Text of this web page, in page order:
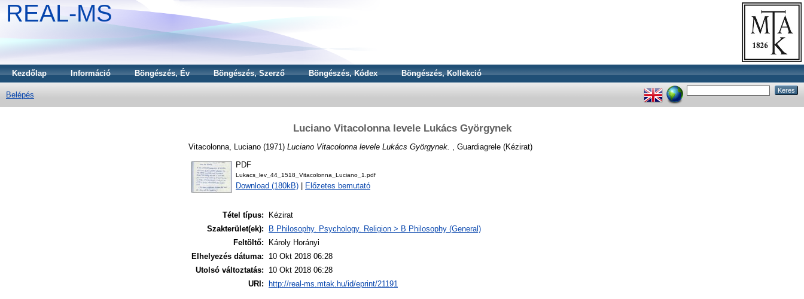
REAL-MS
Kezdőlap Információ Böngészés, Év Böngészés, Szerző Böngészés, Kódex Böngészés, Kollekció
Belépés
Luciano Vitacolonna levele Lukács Györgynek
Vitacolonna, Luciano (1971) Luciano Vitacolonna levele Lukács Györgynek. , Guardiagrele (Kézirat)
PDF
Lukacs_lev_44_1518_Vitacolonna_Luciano_1.pdf
Download (180kB) Előzetes bemutató
Tétel típus:
Kézirat
Szakterület(ek):
B Philosophy. Psychology. Religion > B Philosophy (General)
Feltöltő:
Károly Horányi
Elhelyezés dátuma:
10 Okt 2018 06:28
Utolsó változtatás:
10 Okt 2018 06:28
URI:
http://real-ms.mtak.hu/id/eprint/21191